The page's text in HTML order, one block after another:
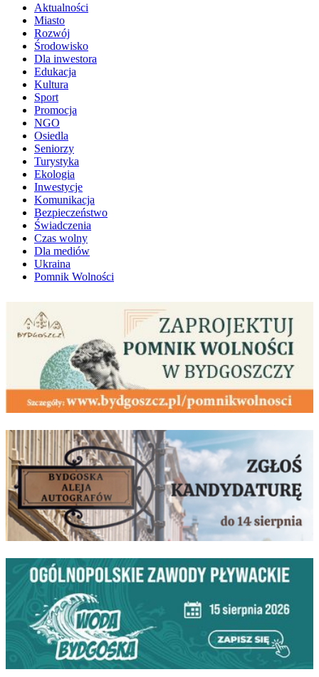
Aktualności
Miasto
Rozwój
Środowisko
Dla inwestora
Edukacja
Kultura
Sport
Promocja
NGO
Osiedla
Seniorzy
Turystyka
Ekologia
Inwestycje
Komunikacja
Bezpieczeństwo
Świadczenia
Czas wolny
Dla mediów
Ukraina
Pomnik Wolności